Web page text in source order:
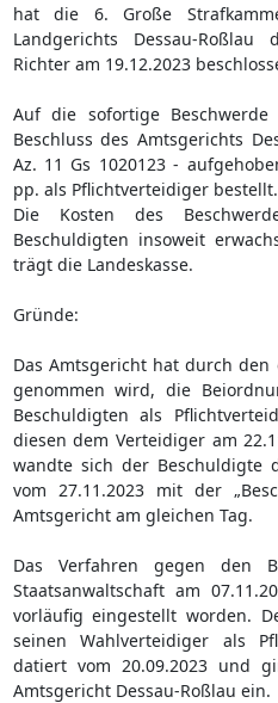
hat die 6. Große
Landgerichts Dessau-
Richter am 19.12.2023
Auf die sofortige
Beschluss des Amtsgerichts
Az. 11 Gs 1020123 -
pp. als Pflichtverteidiger bestellt.
Die Kosten des
Beschuldigten insoweit
trägt die Landeskasse.
Gründe:
Das Amtsgericht hat durch den
genommen wird, die
Beschuldigten als
diesen dem Verteidiger am
wandte sich der Beschuldigte
vom 27.11.2023 mit der
Amtsgericht am gleichen Tag.
Das Verfahren gegen den
Staatsanwaltschaft am
vorläufig eingestellt worden.
seinen Wahlverteidiger als
datiert vom 20.09.2023 und
Amtsgericht Dessau-Roßlau ein.